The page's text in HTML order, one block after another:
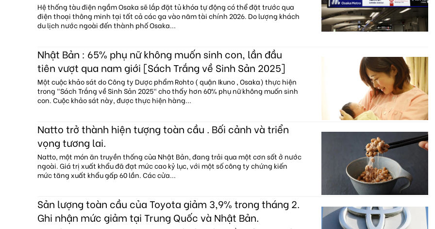
Hệ thống tàu điện ngầm Osaka sẽ lắp đặt tủ khóa tự động có thể đặt trước qua
điện thoại thông minh tại tất cả các ga vào năm tài chính 2026. Do lượng khách
du lịch nước ngoài đến thành phố Osaka...
Nhật Bản : 65% phụ nữ không muốn sinh con, lần đầu
tiên vượt qua nam giới [Sách Trắng về Sinh Sản 2025]
Một cuộc khảo sát do Công ty Dược phẩm Rohto ( quận Ikuno , Osaka) thực hiện
trong "Sách Trắng về Sinh Sản 2025" cho thấy hơn 60% phụ nữ không muốn sinh
con. Cuộc khảo sát này, được thực hiện hàng...
Natto trở thành hiện tượng toàn cầu . Bối cảnh và triển
vọng tương lai.
Natto, một món ăn truyền thống của Nhật Bản, đang trải qua một cơn sốt ở nước
ngoài. Giá trị xuất khẩu đã đạt mức cao kỷ lục, với một số công ty chứng kiến
mức tăng xuất khẩu gấp 60 lần. Các cửa...
Sản lượng toàn cầu của Toyota giảm 3,9% trong tháng 2.
Ghi nhận mức giảm tại Trung Quốc và Nhật Bản.